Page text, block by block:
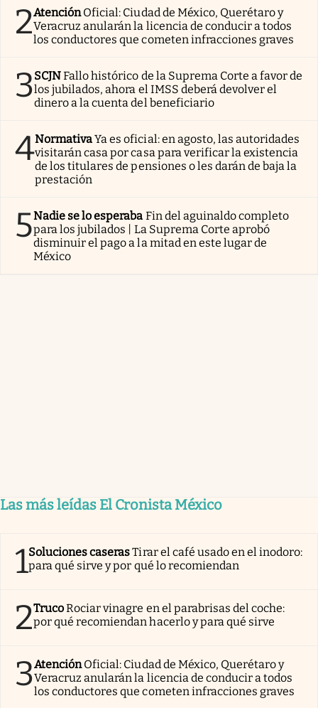
2AtenciónOficial: Ciudad de México, Querétaro y
Veracruz anularán la licencia de conducir a todos
los conductores que cometen infracciones graves
3SCJNFallo histórico de la Suprema Corte a favor de
los jubilados, ahora el IMSS deberá devolver el
dinero a la cuenta del beneficiario
4NormativaYa es oficial: en agosto, las autoridades
visitarán casa por casa para verificar la existencia
de los titulares de pensiones o les darán de baja la
prestación
5Nadie se lo esperaba Fin del aguinaldo completo
para los jubilados | La Suprema Corte aprobó
disminuir el pago a la mitad en este lugar de
México
Las más leídas El Cronista México
1Soluciones caserasTirar el café usado en el inodoro:
para qué sirve y por qué lo recomiendan
2TrucoRociar vinagre en el parabrisas del coche:
por qué recomiendan hacerlo y para qué sirve
3AtenciónOficial: Ciudad de México, Querétaro y
Veracruz anularán la licencia de conducir a todos
los conductores que cometen infracciones graves